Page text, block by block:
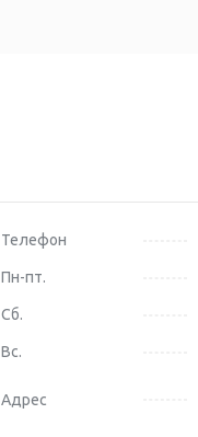
Телефон
Пн-пт.
Сб.
Вс.
Адрес